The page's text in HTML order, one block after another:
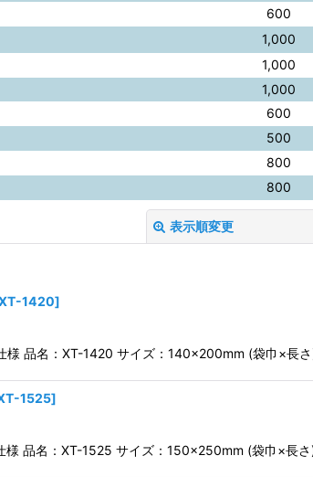
600
1,000
1,000
1,000
600
500
800
800
表示順変更
絞り込む
1420]
品名：XT-1420 サイズ：140×200mm (袋巾×長
1525]
品名：XT-1525 サイズ：150×250mm (袋巾×長